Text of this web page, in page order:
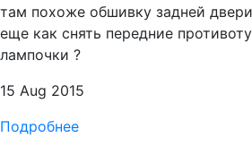
там похоже обшивку задней
еще как снять передние
лампочки ?
15 Aug 2015
Подробнее